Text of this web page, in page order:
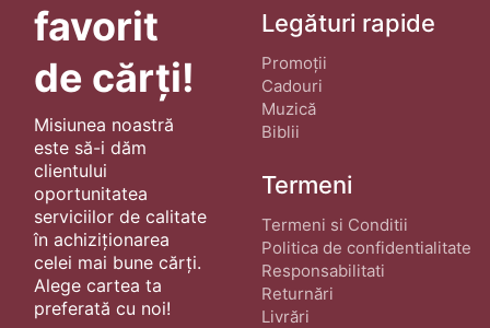
favorit
de cărți!
Misiunea noastră
este să-i dăm
clientului
oportunitatea
serviciilor de calitate
în achiziționarea
celei mai bune cărți.
Alege cartea ta
preferată cu noi!
Legături rapide
Promoții
Cadouri
Muzică
Biblii
Termeni
Termeni si Conditii
Politica de confidentialitate
Responsabilitati
Returnări
Livrări